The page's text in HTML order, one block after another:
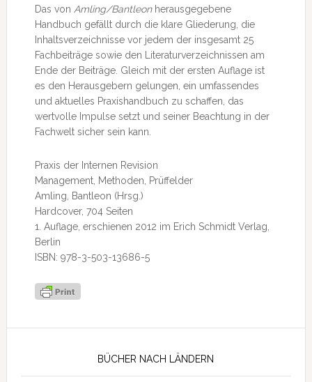
Das von Amling/Bantleonherausgegebene
Handbuch gefällt durch die klare Gliederung, die
Inhaltsverzeichnisse vor jedem der insgesamt 25
Fachbeiträge sowie den Literaturverzeichnissen am
Ende der Beiträge. Gleich mit der ersten Auflage ist
es den Herausgebern gelungen, ein umfassendes
und aktuelles Praxishandbuch zu schaffen, das
wertvolle Impulse setzt und seiner Beachtung in der
Fachwelt sicher sein kann.
Praxis der Internen Revision
Management, Methoden, Prüffelder
Amling, Bantleon (Hrsg.)
Hardcover, 704 Seiten
1. Auflage, erschienen 2012 im Erich Schmidt Verlag,
Berlin
ISBN: 978-3-503-13686-5
BÜCHER NACH LÄNDERN